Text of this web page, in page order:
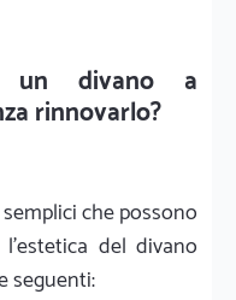
un divano a
rinnovarlo?
che possono
del divano
seguenti: